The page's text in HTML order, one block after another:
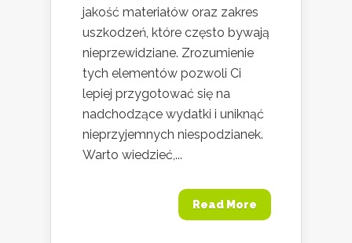
jakość materiałów oraz zakres
uszkodzeń, które często bywają
nieprzewidziane. Zrozumienie
tych elementów pozwoli Ci
lepiej przygotować się na
nadchodzące wydatki i uniknąć
nieprzyjemnych niespodzianek.
Warto wiedzieć,...
Read More